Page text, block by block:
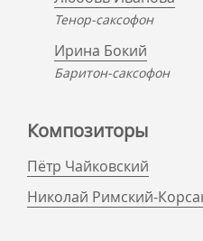
Тенор-саксофон
Ирина Бокий
Баритон-саксофон
Композиторы
Пётр Чайковский
Николай Римский-